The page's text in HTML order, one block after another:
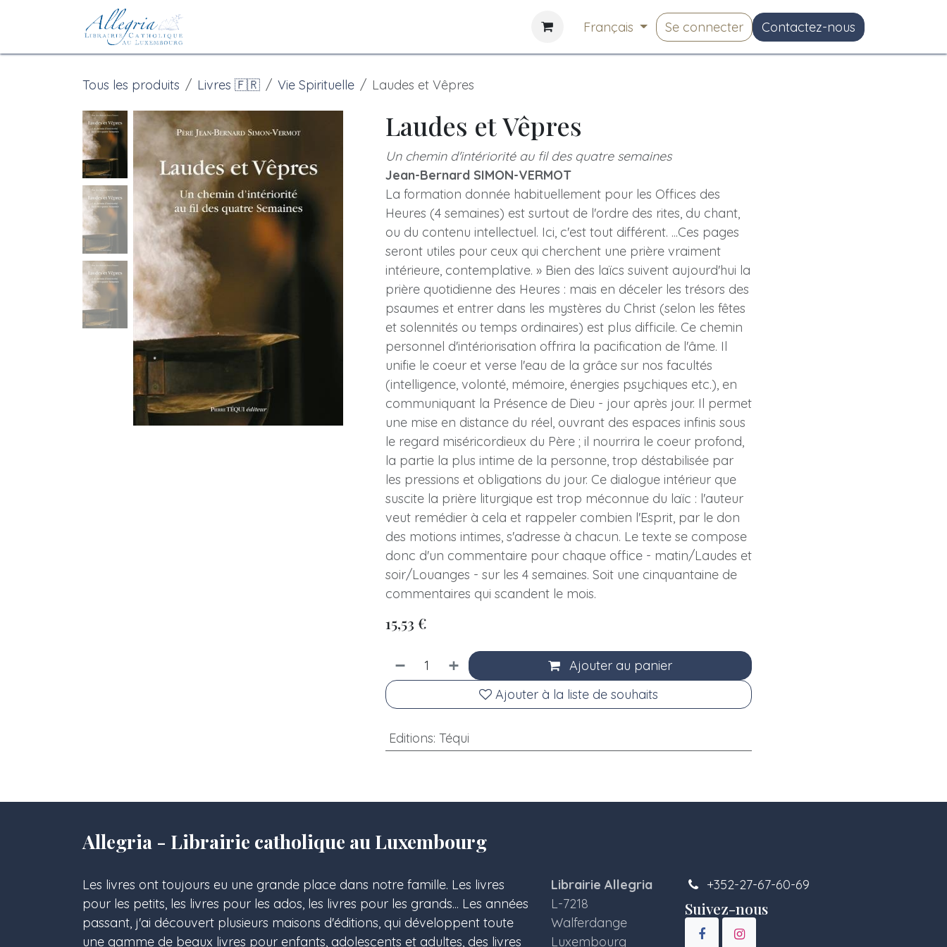
Se rendre au contenu
Français Se connecter Contactez-nous
Tous les produits Livres 🇫🇷 Vie Spirituelle Laudes et Vêpres
Laudes et Vêpres
Un chemin d'intériorité au fil des quatre semaines
Jean-Bernard SIMON-VERMOT
La formation donnée habituellement pour les Offices des
Heures (4 semaines) est surtout de l'ordre des rites, du chant,
ou du contenu intellectuel. Ici, c'est tout différent. ...Ces pages
seront utiles pour ceux qui cherchent une prière vraiment
intérieure, contemplative. » Bien des laïcs suivent aujourd'hui la
prière quotidienne des Heures : mais en déceler les trésors des
psaumes et entrer dans les mystères du Christ (selon les fêtes
et solennités ou temps ordinaires) est plus difficile. Ce chemin
personnel d'intériorisation offrira la pacification de l'âme. Il
unifie le coeur et verse l'eau de la grâce sur nos facultés
(intelligence, volonté, mémoire, énergies psychiques etc.), en
communiquant la Présence de Dieu - jour après jour. Il permet
une mise en distance du réel, ouvrant des espaces infinis sous
le regard miséricordieux du Père ; il nourrira le coeur profond,
la partie la plus intime de la personne, trop déstabilisée par
les pressions et obligations du jour. Ce dialogue intérieur que
suscite la prière liturgique est trop méconnue du laïc : l'auteur
veut remédier à cela et rappeler combien l'Esprit, par le don
des motions intimes, s'adresse à chacun. Le texte se compose
donc d'un commentaire pour chaque office - matin/Laudes et
soir/Louanges - sur les 4 semaines. Soit une cinquantaine de
commentaires qui scandent le mois.
15,53 €
Ajouter au panier
Ajouter à la liste de souhaits
Editions: Téqui
Allegria - Librairie catholique au Luxembourg
Les livres ont toujours eu une grande place dans notre famille. Les livres
pour les petits, les livres pour les ados, les livres pour les grands... Les années
passant, j'ai découvert plusieurs maisons d'éditions, qui développent toute
une gamme de beaux livres pour enfants, adolescents et adultes, des livres
Librairie Allegria
L-7218
Walferdange
Luxembourg
+352-27-67-60-69
Suivez-nous